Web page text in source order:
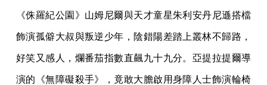
《侏羅紀公園》山姆尼爾與天才童星朱利安丹尼遜搭檔
飾演孤僻大叔與叛逆少年，陰錯陽差踏上叢林不歸路，
好笑又感人，爛番茄指數直飆九十九分。亞提拉提爾導
演的《無障礙殺手》，竟敢大膽啟用身障人士飾演輪椅